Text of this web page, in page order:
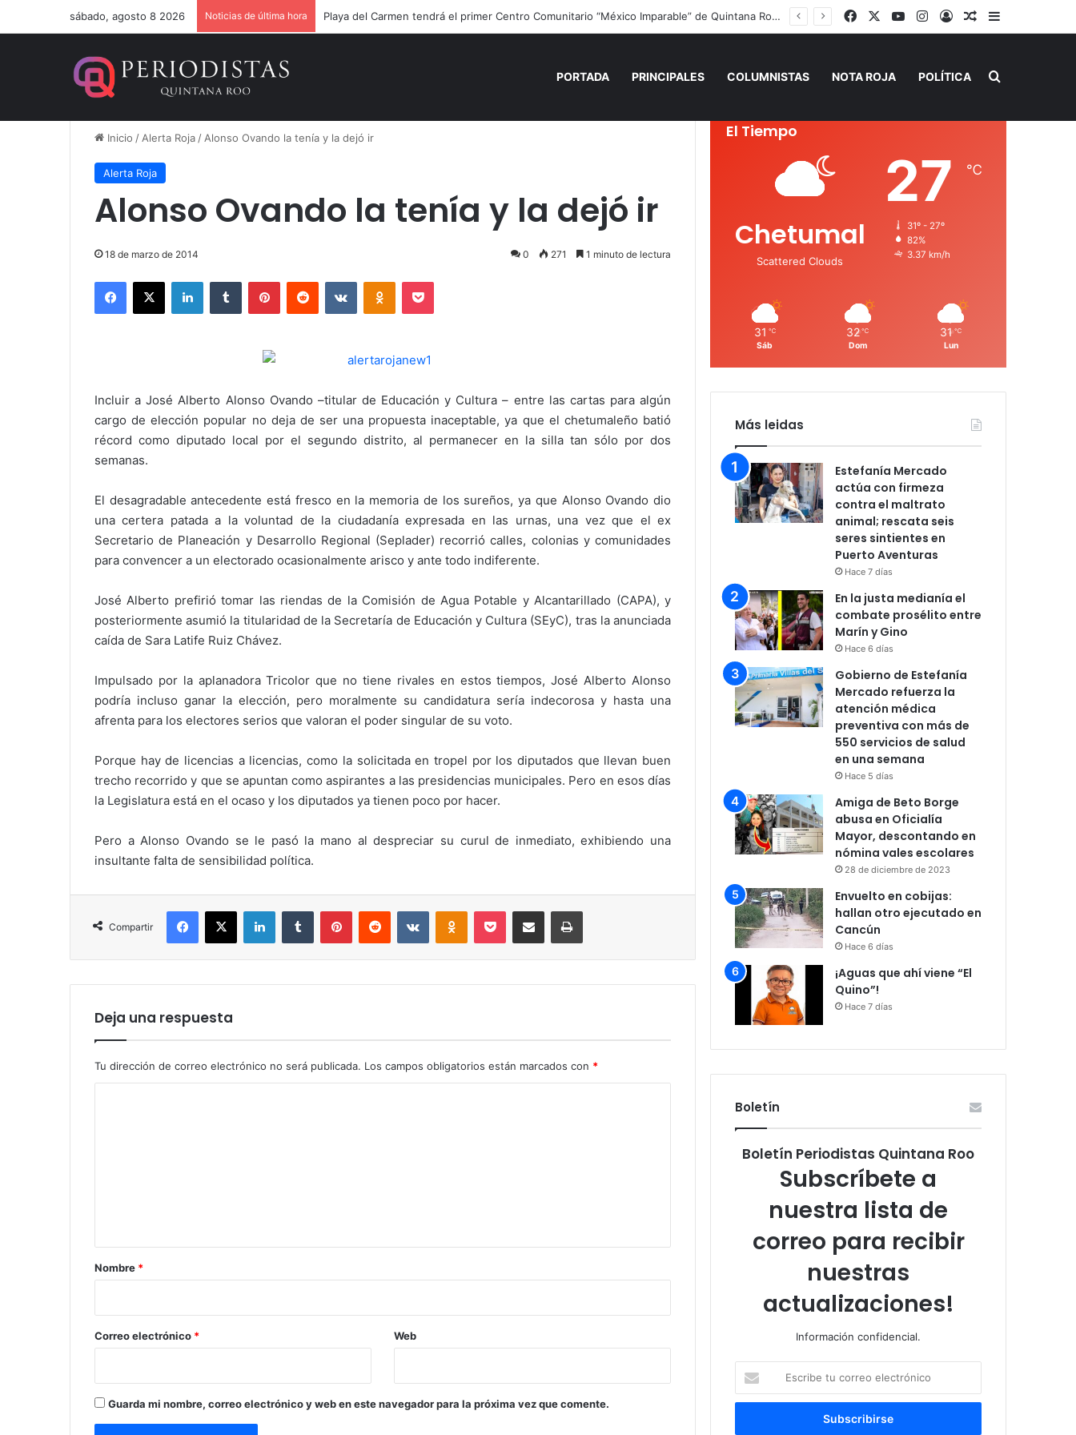
sábado, agosto 8 2026 Noticias de última hora Playa del Carmen tendrá el primer Centro Comunitario “México Imparable” de Quintana Roo: Mara Lezama FacebookYouTubeInstagram
AccesoPublicación al
Barra lateral
PORTADA PRINCIPALES COLUMNISTAS NOTA ROJA POLÍTICA Buscar por
Inicio / Alerta Roja / Alonso Ovando la tenía y la dejó ir
Alerta Roja
Alonso Ovando la tenía y la dejó ir
18 de marzo de 2014 0 271 1 minuto de lectura
Facebook
X LinkedInTumblr PinterestReddit VKontakteOdnoklassniki
Pocket
Incluir a José Alberto Alonso Ovando –titular de Educación y Cultura – entre las cartas para algún
cargo de elección popular no deja de ser una propuesta inaceptable, ya que el chetumaleño batió
récord como diputado local por el segundo distrito, al permanecer en la silla tan sólo por dos
semanas.
El desagradable antecedente está fresco en la memoria de los sureños, ya que Alonso Ovando dio
una certera patada a la voluntad de la ciudadanía expresada en las urnas, una vez que el ex
Secretario de Planeación y Desarrollo Regional (Seplader) recorrió calles, colonias y comunidades
para convencer a un electorado ocasionalmente arisco y ante todo indiferente.
José Alberto prefirió tomar las riendas de la Comisión de Agua Potable y Alcantarillado (CAPA), y
posteriormente asumió la titularidad de la Secretaría de Educación y Cultura (SEyC), tras la anunciada
caída de Sara Latife Ruiz Chávez.
Impulsado por la aplanadora Tricolor que no tiene rivales en estos tiempos, José Alberto Alonso
podría incluso ganar la elección, pero moralmente su candidatura sería indecorosa y hasta una
afrenta para los electores serios que valoran el poder singular de su voto.
Porque hay de licencias a licencias, como la solicitada en tropel por los diputados que llevan buen
trecho recorrido y que se apuntan como aspirantes a las presidencias municipales. Pero en esos días
la Legislatura está en el ocaso y los diputados ya tienen poco por hacer.
Pero a Alonso Ovando se le pasó la mano al despreciar su curul de inmediato, exhibiendo una
insultante falta de sensibilidad política.
Compartir
Facebook
X LinkedInTumblr PinterestReddit VKontakteOdnoklassniki
Pocket Compartir por correo electrónicoImprimir
Deja una respuesta
Tu dirección de correo electrónico no será publicada. Los campos obligatorios están marcados con *
r
*
Nombre *
Correo electrónico * Web
Guarda mi nombre, correo electrónico y web en este navegador para la próxima vez que comente.
El Tiempo
Chetumal
Scattered Clouds
27 ℃
31º - 27º
82%
3.37 km/h
31 ℃
Sáb
32 ℃
Dom
31 ℃
Lun
Más leidas
Estefanía Mercado
actúa con firmeza
contra el maltrato
animal; rescata seis
seres sintientes en
Puerto Aventuras
Hace 7 días
En la justa medianía el
combate prosélito entre
Marín y Gino
Hace 6 días
Gobierno de Estefanía
Mercado refuerza la
atención médica
preventiva con más de
550 servicios de salud
en una semana
Hace 5 días
Amiga de Beto Borge
abusa en Oficialía
Mayor, descontando en
nómina vales escolares
28 de diciembre de 2023
Envuelto en cobijas:
hallan otro ejecutado en
Cancún
Hace 6 días
¡Aguas que ahí viene “El
Quino”!
Hace 7 días
Boletín
Boletín Periodistas Quintana Roo
Subscríbete a
nuestra lista de
correo para recibir
nuestras
actualizaciones!
Información confidencial.
tu
correo